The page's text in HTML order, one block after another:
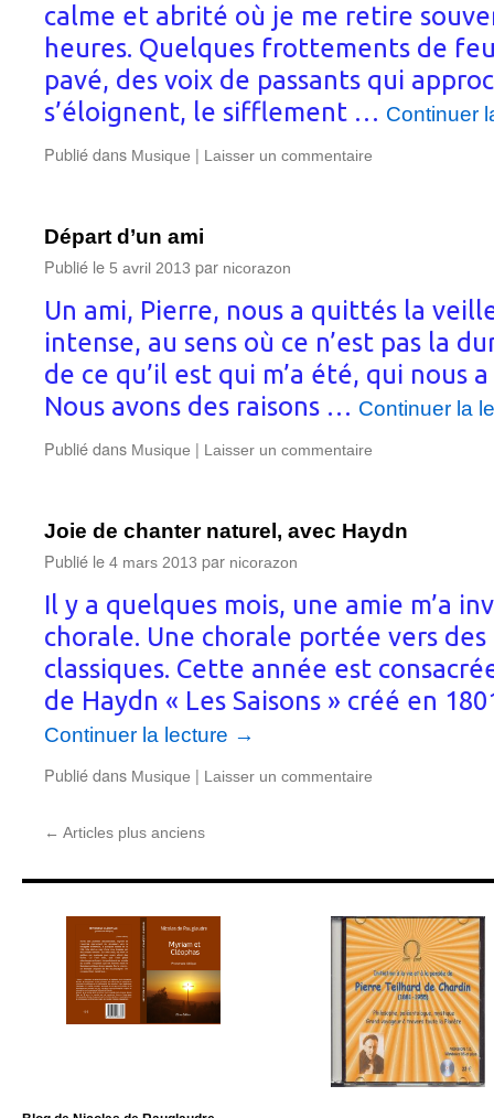
calme et abrité où je me retire
heures. Quelques frottements de
pavé, des voix de passants qui
s’éloignent, le sifflement … Continuer
Publié dans Musique | Laisser un commentaire
Départ d’un ami
Publié le 5 avril 2013 par nicorazon
Un ami, Pierre, nous a quittés la
intense, au sens où ce n’est pas la
de ce qu’il est qui m’a été, qui nous
Nous avons des raisons … Continuer la
Publié dans Musique | Laisser un commentaire
Joie de chanter naturel, avec Haydn
Publié le 4 mars 2013 par nicorazon
Il y a quelques mois, une amie m’a
chorale. Une chorale portée vers
classiques. Cette année est
de Haydn « Les Saisons » créé en
Continuer la lecture →
Publié dans Musique | Laisser un commentaire
← Articles plus anciens